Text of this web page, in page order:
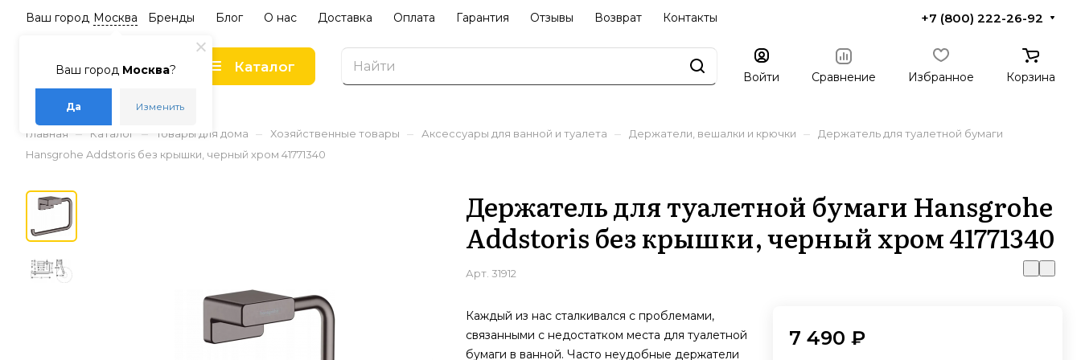
Ваш город Москва?
Да Изменить
Ваш город Москва Бренды Блог О нас Доставка Оплата Гарантия Отзывы Возврат Контакты +7 (800) 222-26-92
Каталог
Войти Сравнение Избранное Корзина
Главная – Каталог – Товары для дома – Хозяйственные товары – Аксессуары для ванной и туалета – Держатели, вешалки и крючки –
Держатель для туалетной бумаги
Hansgrohe Addstoris без крышки, черный хром 41771340
Держатель для туалетной бумаги Hansgrohe
Addstoris без крышки, черный хром 41771340
Арт. 31912
Каждый из нас сталкивался с проблемами,
связанными с недостатком места для туалетной
бумаги в ванной. Часто неудобные держатели
7 490 ₽